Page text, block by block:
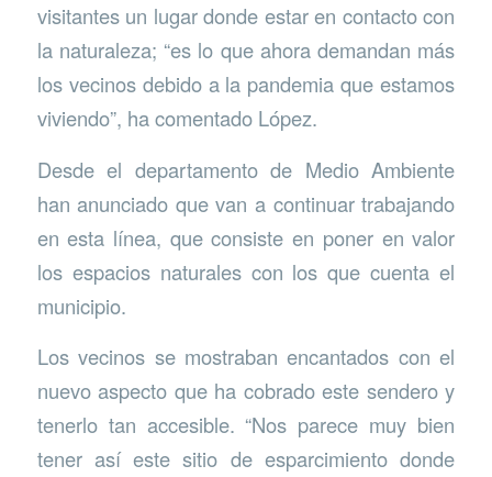
visitantes un lugar donde estar en contacto con
la naturaleza; “es lo que ahora demandan más
los vecinos debido a la pandemia que estamos
viviendo”, ha comentado López.
Desde el departamento de Medio Ambiente
han anunciado que van a continuar trabajando
en esta línea, que consiste en poner en valor
los espacios naturales con los que cuenta el
municipio.
Los vecinos se mostraban encantados con el
nuevo aspecto que ha cobrado este sendero y
tenerlo tan accesible. “Nos parece muy bien
tener así este sitio de esparcimiento donde